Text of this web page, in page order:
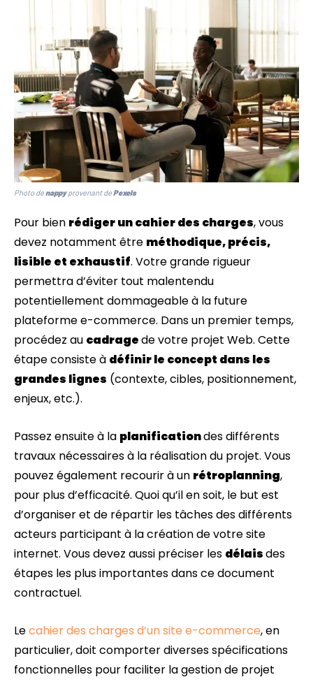
Photo denappyprovenant dePexels
Pour bien rédiger un cahier des charges, vous
devez notamment être méthodique, précis,
lisible et exhaustif. Votre grande rigueur
permettra d’éviter tout malentendu
potentiellement dommageable à la future
plateforme e-commerce. Dans un premier temps,
procédez au cadragede votre projet Web. Cette
étape consiste à définir le concept dans les
grandes lignes (contexte, cibles, positionnement,
enjeux, etc.).
Passez ensuite à la planificationdes différents
travaux nécessaires à la réalisation du projet. Vous
pouvez également recourir à un rétroplanning,
pour plus d’efficacité. Quoi qu’il en soit, le but est
d’organiser et de répartir les tâches des différents
acteurs participant à la création de votre site
internet. Vous devez aussi préciser les délaisdes
étapes les plus importantes dans ce document
contractuel.
Lecahier des charges d’un site e-commerce, en
particulier, doit comporter diverses spécifications
fonctionnelles pour faciliter la gestion de projet